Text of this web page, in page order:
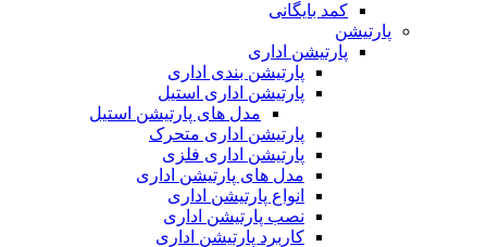
کمد بایگانی
پارتیشن
پارتیشن اداری
پارتیشن بندی اداری
پارتیشن اداری استیل
مدل های پارتیشن استیل
پارتیشن اداری متحرک
پارتیشن اداری فلزی
مدل های پارتیشن اداری
انواع پارتیشن اداری
نصب پارتیشن اداری
کاربرد پارتیشن اداری